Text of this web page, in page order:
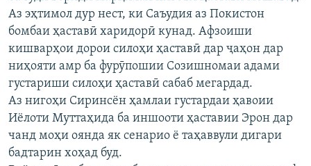
Аз эҳтимол дур нест, ки Саъудия аз Покистон
бомбаи ҳаставӣ харидорӣ кунад. Афзоиши
кишварҳои дорои силоҳи ҳаставӣ дар ҷаҳон дар
ниҳояти амр ба фурӯпошии Созишномаи адами
густариши силоҳи ҳаставӣ сабаб мегардад.
Аз нигоҳи Сиринсён ҳамлаи густардаи ҳавоии
Иёлоти Муттаҳида ба иншооти ҳаставии Эрон дар
чанд моҳи оянда як сенарио ё таҳаввули дигари
бадтарин хоҳад буд.